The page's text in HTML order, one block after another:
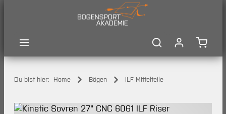
Du bist hier: Home Bögen ILF Mittelteile
Bildergalerie überspringen